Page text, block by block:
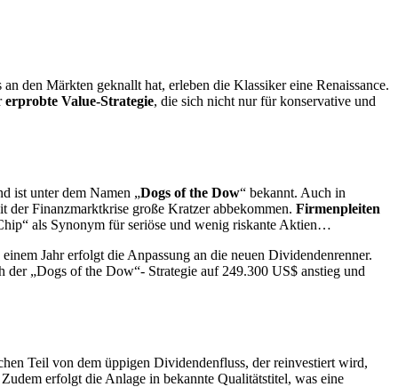
den Märkten geknallt hat, erleben die Klassiker eine Renaissance.
erprobte Value-Strategie, die sich nicht nur für konservative und
ist unter dem Namen „Dogs of the Dow“ bekannt. Auch in
der Finanzmarktkrise große Kratzer abbekommen. Firmenpleiten
als Synonym für seriöse und wenig riskante Aktien…
Jahr erfolgt die Anpassung an die neuen Dividendenrenner.
„Dogs of the Dow“- Strategie auf 249.300 US$ anstieg und
Teil von dem üppigen Dividendenfluss, der reinvestiert wird,
erfolgt die Anlage in bekannte Qualitätstitel, was eine